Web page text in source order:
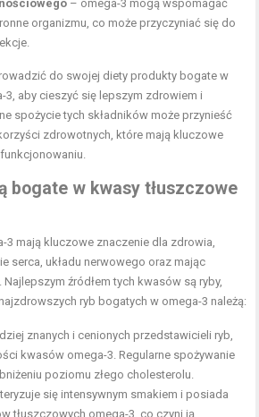
– omega-3 mogą wspomagać
organizmu, co może przyczyniać się do
do swojej diety produkty bogate w
3, aby cieszyć się lepszym zdrowiem i
spożycie tych składników może przynieść
zdrowotnych, które mają kluczowe
bogate w kwasy tłuszczowe
3 mają kluczowe znaczenie dla zdrowia,
serca, układu nerwowego oraz mając
. Najlepszym źródłem tych kwasów są ryby,
ryb bogatych w omega-3 należą:
znanych i cenionych przedstawicieli ryb,
kwasów omega-3. Regularne spożywanie
poziomu złego cholesterolu.
się intensywnym smakiem i posiada
tłuszczowych omega-3, co czyni ją